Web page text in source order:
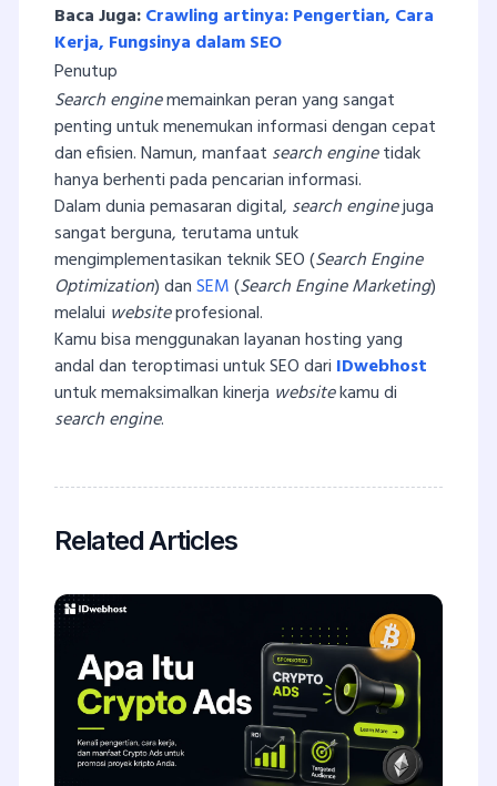
Baca Juga:Crawling artinya: Pengertian, Cara
Kerja, Fungsinya dalam SEO
Penutup
Search enginememainkan peran yang sangat
penting untuk menemukan informasi dengan cepat
dan efisien. Namun, manfaat search enginetidak
hanya berhenti pada pencarian informasi.
Dalam dunia pemasaran digital, search enginejuga
sangat berguna, terutama untuk
mengimplementasikan teknik SEO (Search Engine
Optimization) danSEM(Search Engine Marketing)
melalui websiteprofesional.
Kamu bisa menggunakan layanan hosting yang
andal dan teroptimasi untuk SEO dari IDwebhost
untuk memaksimalkan kinerja websitekamu di
search engine.
Related Articles